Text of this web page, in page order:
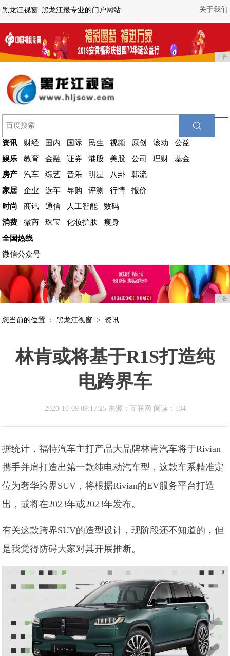
关于我们
黑龙江视窗_黑龙江最专业的门户网站
广告
资讯 财经 国内 国际 民生 视频 原创 滚动
公益
娱乐
教育 金融 证券 港股 美股 公司 理财
基金
房产
汽车 综艺 音乐 明星 八卦
韩流
家居
企业 选车 导购 评测 行情
报价
时尚
商讯 通信 人工智能
数码
消费
微商 珠宝 化妆护肤
瘦身
全国热线
微信公众号
广告
您当前的位置 ：黑龙江视窗 > 资讯
林肯或将基于R1S打造纯
电跨界车
2020-10-09 09:17:25 来源：互联网 阅读：534
据统计，福特汽车主打产品大品牌林肯汽车将于Rivian
携手并肩打造出第一款纯电动汽车型，这款车系精准定
位为奢华跨界SUV，将根据Rivian的EV服务平台打造
出，或将在2023年或2023年发布。
有关这款跨界SUV的造型设计，现阶段还不知道的，但
是我觉得防碍大家对其开展推断。